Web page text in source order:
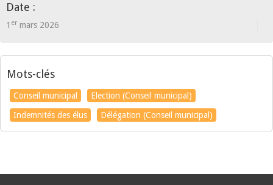
Date :
1 er mars 2026
Mots-clés
Conseil municipal
Election (Conseil municipal)
Indemnités des élus
Délégation (Conseil municipal)